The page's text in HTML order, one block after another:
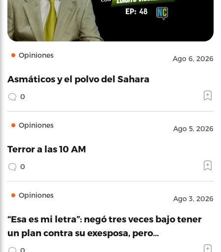
Opiniones Ago 6, 2026
Asmáticos y el polvo del Sahara
0
Opiniones Ago 5, 2026
Terror a las 10 AM
0
Opiniones Ago 3, 2026
“Esa es mi letra”: negó tres veces bajo tener
un plan contra su exesposa, pero…
0